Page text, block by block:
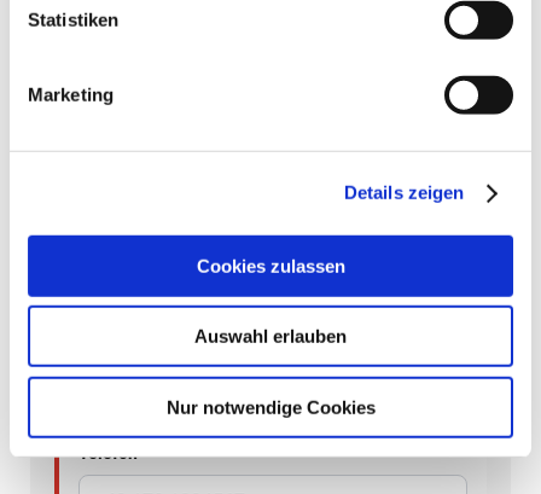
Statistiken
Marketing
Details zeigen
Cookies zulassen
Auswahl erlauben
Nur notwendige Cookies
investiere gezielt dort, wo es im Alltag Nutzen
Du sagst, was der Schlepper leisten soll – wir
empfehlen dir eine stimmige Konfiguration.
Unverbindlich anfragen – wir melden
uns zeitnah.
Telefon